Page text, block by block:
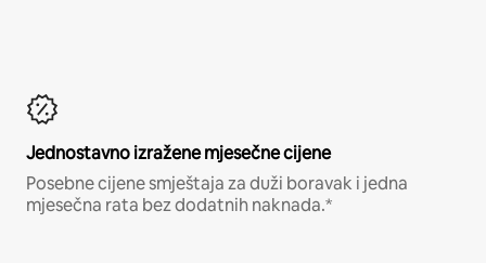
Jednostavno izražene mjesečne cijene
Posebne cijene smještaja za duži boravak i jedna
mjesečna rata bez dodatnih naknada.*